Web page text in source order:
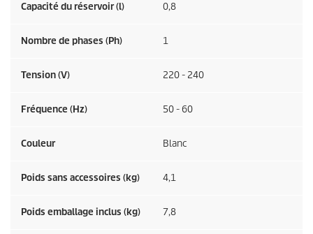
Capacité du réservoir (l) 0,8
Nombre de phases (Ph) 1
Tension (V) 220 - 240
Fréquence (Hz) 50 - 60
Couleur Blanc
Poids sans accessoires (kg) 4,1
Poids emballage inclus (kg) 7,8